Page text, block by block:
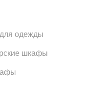
одежды
шкафы